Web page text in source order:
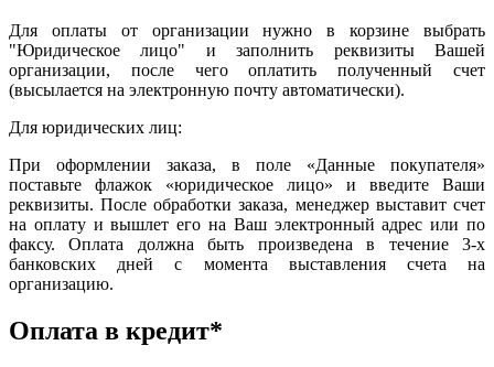
Для оплаты от организации нужно в корзине выбрать
"Юридическое лицо" и заполнить реквизиты Вашей
организации, после чего оплатить полученный счет
(высылается на электронную почту автоматически).
Для юридических лиц:
При оформлении заказа, в поле «Данные покупателя»
поставьте флажок «юридическое лицо» и введите Ваши
реквизиты. После обработки заказа, менеджер выставит счет
на оплату и вышлет его на Ваш электронный адрес или по
факсу. Оплата должна быть произведена в течение 3-х
банковских дней с момента выставления счета на
организацию.
Оплата в кредит*